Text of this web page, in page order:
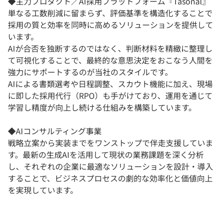
学校向けプラン
契約内容・クーポン
単なる工数削減に留まらず、評価基準を構造化することで
採用の質と効率を同時に高めるソリューションを提供して
います。
AIが合否を独断するのではなく、判断材料を精緻に整理し
て可視化することで、最終的な意思決定をおこなう人間を
強力にサポートするのが当社のスタイルです。
AIによる書類選考や日程調整、スカウト機能に加え、現場
に即した採用代行（RPO）も手がけており、運用を通じて
学習し精度が向上し続ける仕組みを構築しています。
◆AIコンサルティング事業
戦略立案から実装までをワンストップで伴走支援していま
す。最新の生成AIを活用して現状の業務課題を深く分析
し、それぞれの企業に最適なソリューションを設計・導入
することで、ビジネスプロセスの劇的な効率化と価値向上
を実現しています。